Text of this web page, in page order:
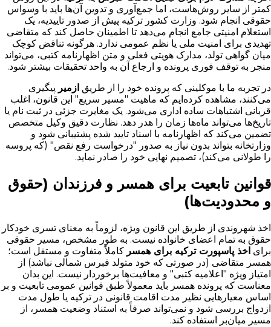
کمتر از سایر روش‌هاست، اما جمع‌آوری و تدوین آن‌ها باید با وسواس
حقوقی انجام شود. وزارت کشور ترکیه پیش از صدور تاییدیه، یک
استعلام امنیتی جامع انجام می‌دهد تا اطمینان حاصل کند که متقاضی
تهدیدی برای امنیت ملی یا نظم عمومی ندارد. هرگونه تناقض کوچک
میان گواهی تولد، مدارک هویتی فعلی و متن اظهارنامه کتبی، می‌تواند
منجر به توقف فوری پرونده و ارجاع آن به واحد تحقیقات بیشتر شود.
در تجربه ما با موکلینی که پرونده خود را از طریق ازمیر پیگیری
می‌کنند، مشاهده کرده‌ایم که ماهیت "مسیر سریع" این قانون، اغلب
قربانی اشتباهات ساده اداری می‌شود. یک مغایرت جزئی در ثبت نام یا
تاریخ‌ها می‌تواند ماه‌ها زمان را هدر دهد. نظارت دقیق وکیل متخصص
تضمین می‌کند که اظهارنامه با اسناد تایید شده پشتیبانی شود و
وزارتخانه بتواند بدون نیاز به صدور "درخواست رفع نقص" (که پروسه
را طولانی می‌کند)، تصمیم نهایی خود را صادر نماید.
قوانین تابعیت برای همسر و فرزندان (حقوق
و محدودیت‌ها)
اخذ شهروندی از طریق این قانون ویژه، لزوماً به معنای تسری خودکار
حقوق به تمام اعضای خانواده نیست. به طور مشخص، مسیر حقوقی
برای اخذ پاسپورت ترکیه برای همسر کاملاً متفاوت و مستقل است؛
همسر متقاضی (در صورتی که خود متولد قبرس شمالی نباشد) از
امتیاز ویژه "اعلامیه کتبی" و معافیت‌ها برخوردار نیست. این بدان
معناست که پرونده همسر باید معمولاً طبق قوانین عمومی تابعیت و بر
اساس معیارهایی نظیر مدت اقامت قانونی در ترکیه یا طول مدت
ازدواج بررسی شود و نمی‌تواند صرفاً به استناد وضعیت همسر، از
مسیر میان‌بر استفاده کند.